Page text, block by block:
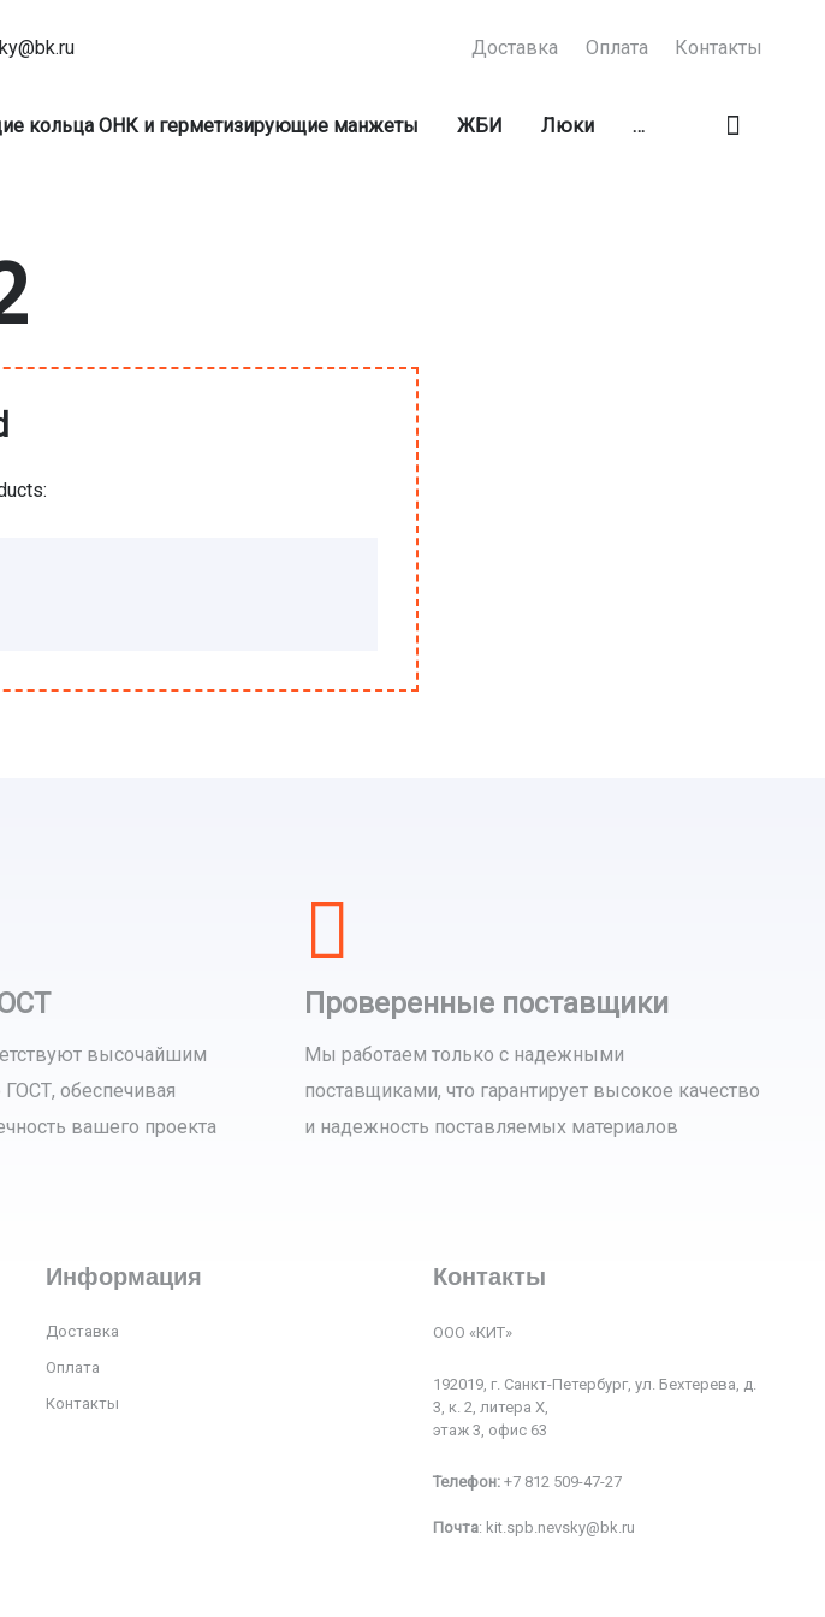
Доставка Оплата Контакты
кольца ОНК и герметизирующие манжеты ЖБИ Люки …
высочайшим
ГОСТ, обеспечивая
вашего проекта
Проверенные поставщики
Мы работаем только с надежными
поставщиками, что гарантирует высокое качество
и надежность поставляемых материалов
Информация
Доставка
Оплата
Контакты
Контакты
ООО «КИТ»
192019, г. Санкт-Петербург, ул. Бехтерева, д.
3, к. 2, литера Х,
этаж 3, офис 63
Телефон: +7 812 509-47-27
Почта: kit.spb.nevsky@bk.ru